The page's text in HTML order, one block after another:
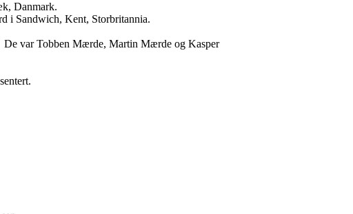
Danmark.
i Sandwich, Kent, Storbritannia.
De var Tobben Mærde, Martin Mærde og Kasper